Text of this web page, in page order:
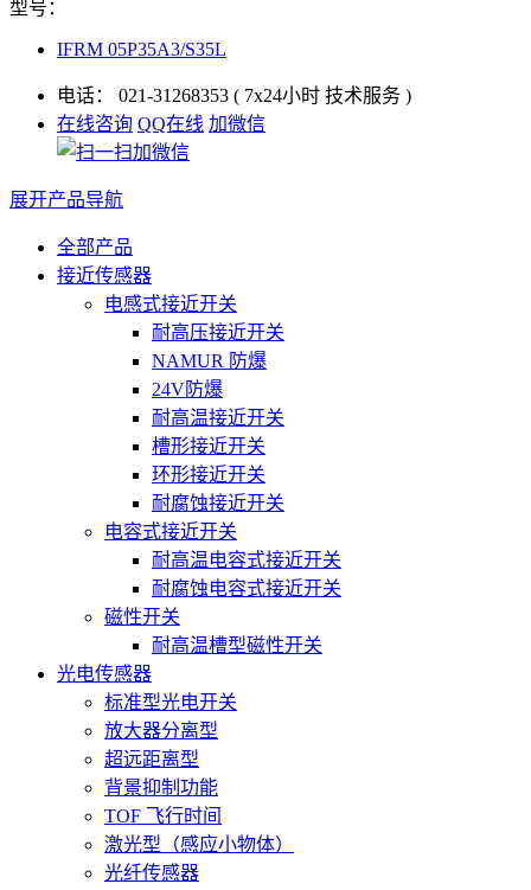
型号：
IFRM 05P35A3/S35L
电话： 021-31268353 ( 7x24小时 技术服务 )
在线咨询 QQ在线 加微信
展开产品导航
全部产品
接近传感器
电感式接近开关
耐高压接近开关
NAMUR 防爆
24V防爆
耐高温接近开关
槽形接近开关
环形接近开关
耐腐蚀接近开关
电容式接近开关
耐高温电容式接近开关
耐腐蚀电容式接近开关
磁性开关
耐高温槽型磁性开关
光电传感器
标准型光电开关
放大器分离型
超远距离型
背景抑制功能
TOF 飞行时间
激光型（感应小物体）
光纤传感器